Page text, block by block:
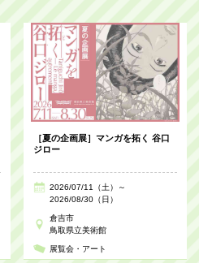
［夏の企画展］マンガを拓く 谷口
ジロー
2026/07/11（土）～
2026/08/30（日）
倉吉市
鳥取県立美術館
展覧会・アート